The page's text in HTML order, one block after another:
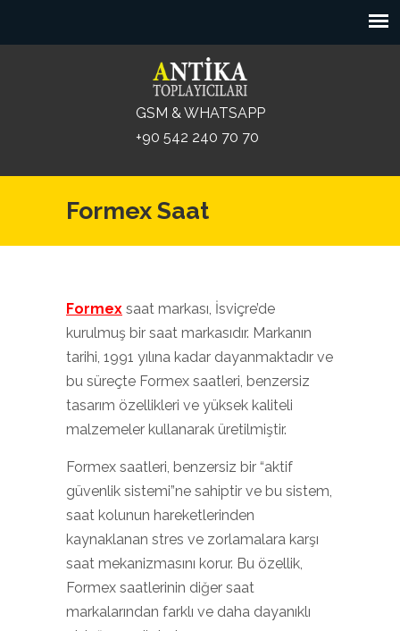
GSM & WHATSAPP
+90 542 240 70 70
Formex Saat
Formex saat markası, İsviçre’de
kurulmuş bir saat markasıdır. Markanın
tarihi, 1991 yılına kadar dayanmaktadır ve
bu süreçte Formex saatleri, benzersiz
tasarım özellikleri ve yüksek kaliteli
malzemeler kullanarak üretilmiştir.
Formex saatleri, benzersiz bir “aktif
güvenlik sistemi”ne sahiptir ve bu sistem,
saat kolunun hareketlerinden
kaynaklanan stres ve zorlamalara karşı
saat mekanizmasını korur. Bu özellik,
Formex saatlerinin diğer saat
markalarından farklı ve daha dayanıklı